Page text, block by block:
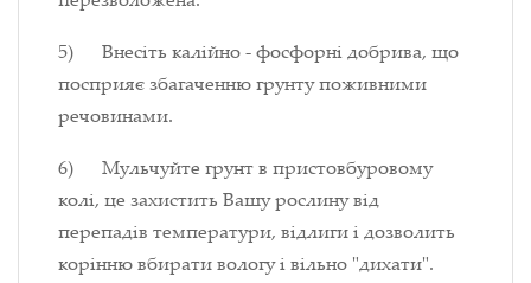
5) Внесіть калійно - фосфорні добрива, що
посприяє збагаченню грунту поживними
речовинами.
6) Мульчуйте грунт в пристовбуровому
колі, це захистить Вашу рослину від
перепадів температури, відлиги і дозволить
корінню вбирати вологу і вільно "дихати".